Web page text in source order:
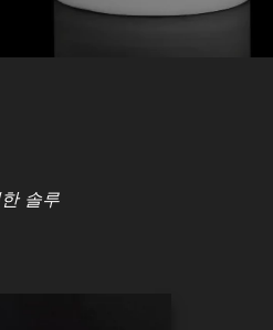
솔루